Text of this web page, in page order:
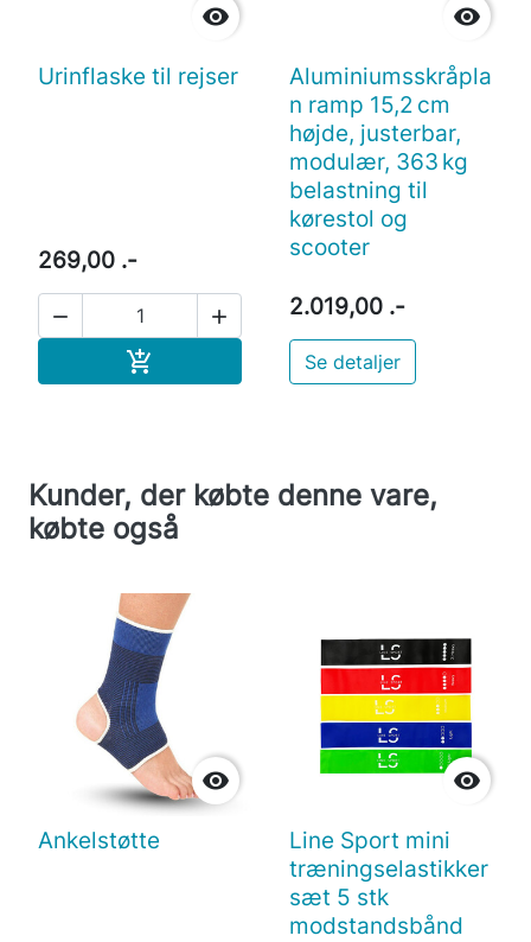

Urinflaske til rejser
269,00 .-
 
 Læg i indkøbskurv

Aluminiumsskråpla
n ramp 15,2 cm
højde, justerbar,
modulær, 363 kg
belastning til
kørestol og
scooter
2.019,00 .-
Se detaljer
Kunder, der købte denne vare,
købte også

Ankelstøtte

Line Sport mini
træningselastikker
sæt 5 stk
modstandsbånd